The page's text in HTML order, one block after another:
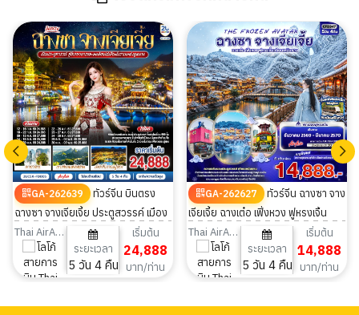
GA-262639
ทัวร์จีน บินตรง
ฉางซา จางเจียเจี้ย ประตูสวรรค์ เมือง
โบราณแห่งหูหนาน ไม่ลงร้าน 5 วัน 4
คืน
Thai AirAsia
ระยะเวลา
5 วัน 4 คืน
เริ่มต้น
24,888
บาท/ท่าน
GA-262627
ทัวร์จีน ฉางซา จาง
เจียเจี้ย ฉางเต๋อ เฟิ่งหวง ฟูหรงเจิ้น
เทียนเหมินซาน 5วัน 4คืน
Thai AirAsia
ระยะเวลา
5 วัน 4 คืน
เริ่มต้น
14,888
บาท/ท่าน